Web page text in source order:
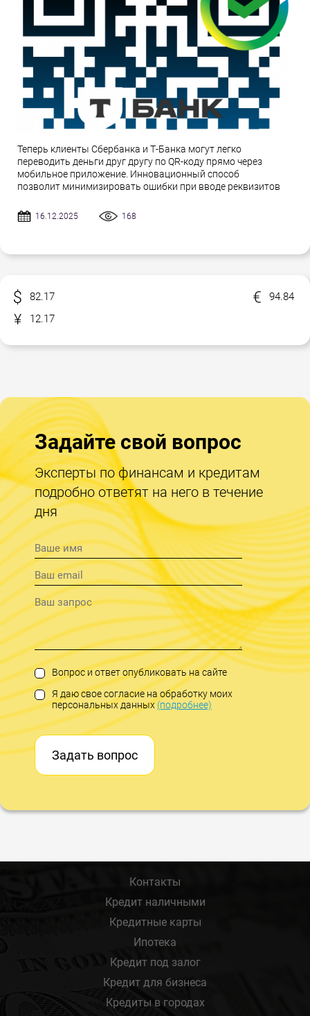
Теперь клиенты Сбербанка и Т-Банка могут легко
переводить деньги друг другу по QR-коду прямо через
мобильное приложение. Инновационный способ
позволит минимизировать ошибки при вводе реквизитов
16.12.2025 168
82.17
94.84
12.17
Задайте свой вопрос
Эксперты по финансам и кредитам
подробно ответят на него в течение
дня
Вопрос и ответ опубликовать на сайте
Я даю свое согласие на обработку моих
персональных данных(подробнее)
Задать вопрос
Контакты
Кредит наличными
Кредитные карты
Ипотека
Кредит под залог
Кредит для бизнеса
Кредиты в городах